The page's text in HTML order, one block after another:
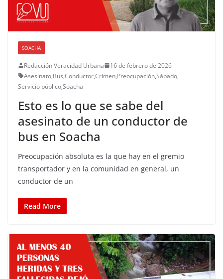
SOACHA
Redacción Veracidad Urbana
16 de febrero de 2026
Asesinato,Bus,Conductor,Crimen,Preocupación,Sábado,
Servicio público,Soacha
Esto es lo que se sabe del
asesinato de un conductor de
bus en Soacha
Preocupación absoluta es la que hay en el gremio
transportador y en la comunidad en general, un
conductor de un
Read More